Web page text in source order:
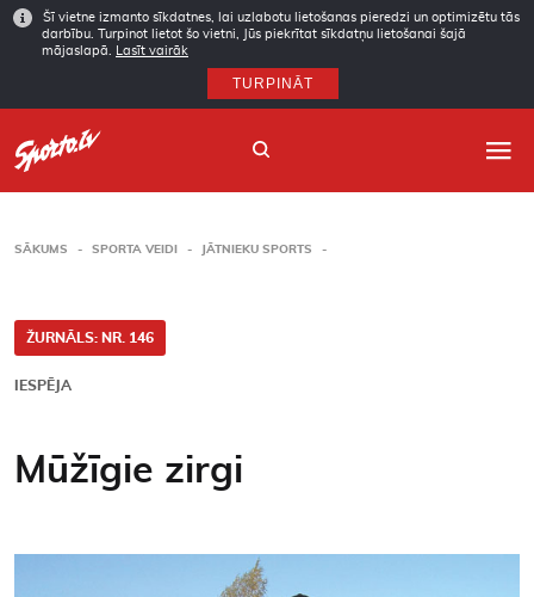
Šī vietne izmanto sīkdatnes, lai uzlabotu lietošanas pieredzi un optimizētu tās
darbību. Turpinot lietot šo vietni, Jūs piekrītat sīkdatņu lietošanai šajā
mājaslapā.
Lasīt vairāk
TURPINĀT
Arhīvs
Kontakti
SĀKUMS SPORTA VEIDI JĀTNIEKU SPORTS
ŽURNĀLS: NR. 146
IESPĒJA
Mūžīgie zirgi